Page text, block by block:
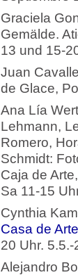
Graciela
Gemälde.
13 und 15-
Juan
de Glace,
Ana Lía
Lehmann,
Romero,
Schmidt:
Caja de
Sa 11-15
Cynthia
Casa de Arte
20 Uhr. 5.5.-
Alejandro